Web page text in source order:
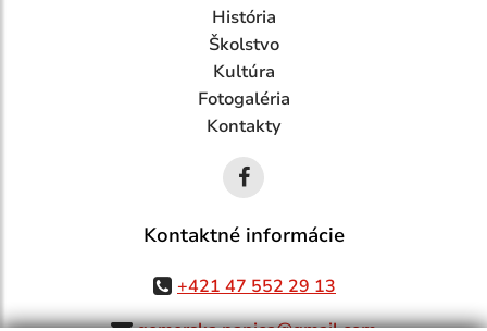
História
Školstvo
Kultúra
Fotogaléria
Kontakty
Kontaktné informácie
+421 47 552 29 13